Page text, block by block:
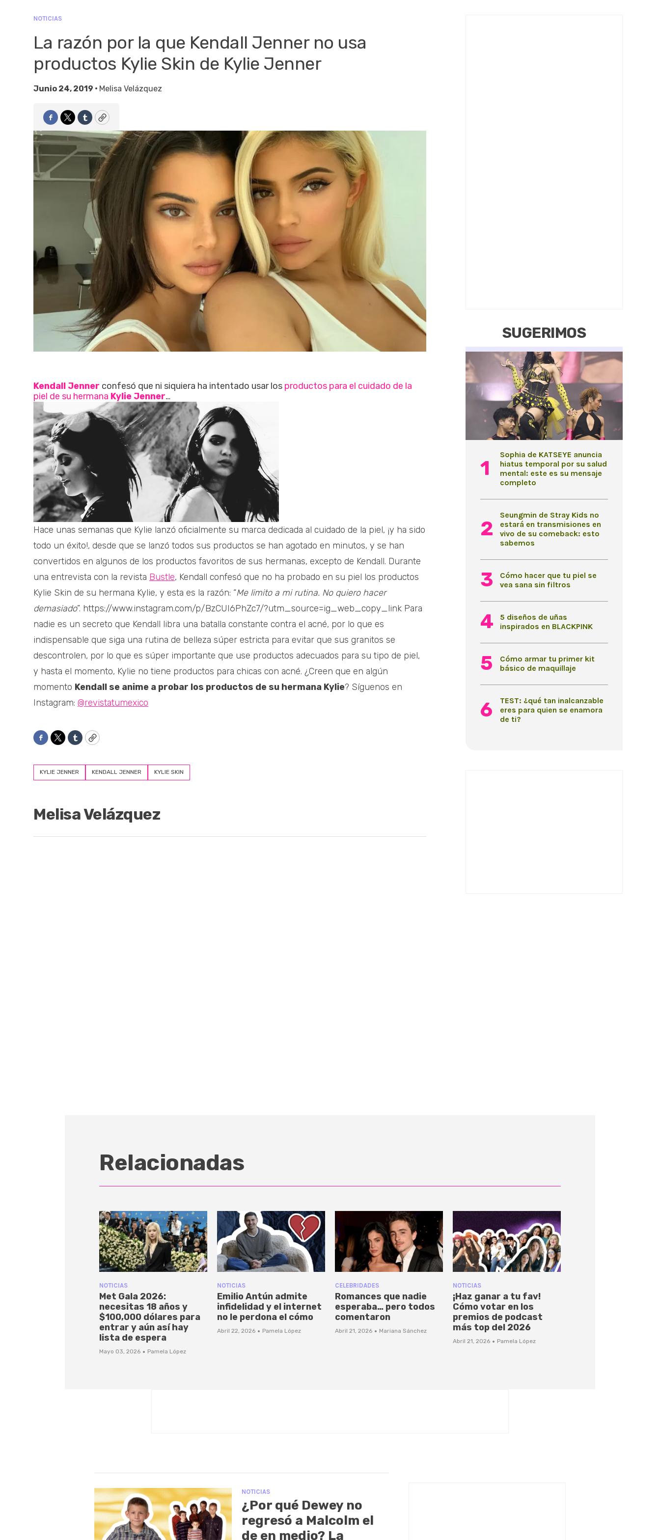
NOTICIAS
La razón por la que Kendall Jenner no usa
productos Kylie Skin de Kylie Jenner
Junio 24, 2019 • Melisa Velázquez
Facebook
TwitterTumblrCopy
Kendall Jenner confesó que ni siquiera ha intentado usar los productos para el cuidado de la
piel de su hermana Kylie Jenner…
Hace unas semanas que Kylie lanzó oficialmente su marca dedicada al cuidado de la piel, ¡y ha sido
todo un éxito!, desde que se lanzó todos sus productos se han agotado en minutos, y se han
convertidos en algunos de los productos favoritos de sus hermanas, excepto de Kendall. Durante
una entrevista con la revista Bustle, Kendall confesó que no ha probado en su piel los productos
Kylie Skin de su hermana Kylie, y esta es la razón: “Me limito a mi rutina. No quiero hacer
demasiado”. https://www.instagram.com/p/BzCUI6PhZc7/?utm_source=ig_web_copy_link Para
nadie es un secreto que Kendall libra una batalla constante contra el acné, por lo que es
indispensable que siga una rutina de belleza súper estricta para evitar que sus granitos se
descontrolen, por lo que es súper importante que use productos adecuados para su tipo de piel,
y hasta el momento, Kylie no tiene productos para chicas con acné. ¿Creen que en algún
momento Kendall se anime a probar los productos de su hermana Kylie? Síguenos en
Instagram: @revistatumexico
Facebook
TwitterTumblrCopy
KYLIE JENNER KENDALL JENNER KYLIE SKIN
Melisa Velázquez
SUGERIMOS
Sophia de KATSEYE anuncia
hiatus temporal por su salud
mental: este es su mensaje
completo
Seungmin de Stray Kids no
estará en transmisiones en
vivo de su comeback: esto
sabemos
Cómo hacer que tu piel se
vea sana sin filtros
5 diseños de uñas
inspirados en BLACKPINK
Cómo armar tu primer kit
básico de maquillaje
TEST: ¿qué tan inalcanzable
eres para quien se enamora
de ti?
Relacionadas
NOTICIAS
Met Gala 2026:
necesitas 18 años y
$100,000 dólares para
entrar y aún así hay
lista de espera
Mayo 03, 2026 · Pamela López
NOTICIAS
Emilio Antún admite
infidelidad y el internet
no le perdona el cómo
Abril 22, 2026 · Pamela López
CELEBRIDADES
Romances que nadie
esperaba… pero todos
comentaron
Abril 21, 2026 · Mariana Sánchez
NOTICIAS
¡Haz ganar a tu fav!
Cómo votar en los
premios de podcast
más top del 2026
Abril 21, 2026 · Pamela López
NOTICIAS
¿Por qué Dewey no
regresó a Malcolm el
de en medio? La